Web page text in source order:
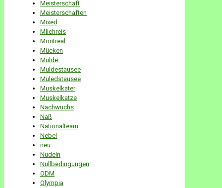
Meisterschaft
Meisterschaften
Mixed
Mlichreis
Montreal
Mücken
Mulde
Muldestausee
Muledstausee
Muskelkater
Muskelkatze
Nachwuchs
Naß
Nationalteam
Nebel
neu
Nudeln
Nullbedingungen
ODM
Olympia